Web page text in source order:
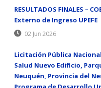
RESULTADOS FINALES –
Externo de Ingreso UPEFE
02 Jun 2026
Licitación Pública
Salud Nuevo Edificio,
Neuquén, Provincia del